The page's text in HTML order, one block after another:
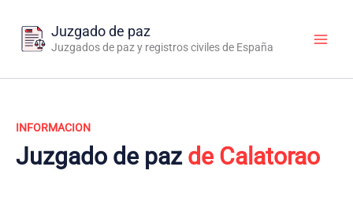
contenido
Juzgado de paz
Juzgados de paz y registros civiles de España
INFORMACION
Juzgado de paz de Calatorao